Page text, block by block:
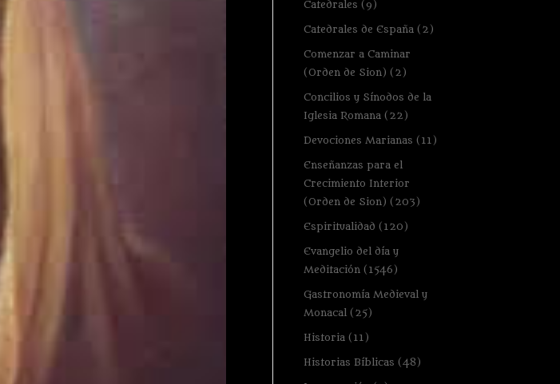
Catedrales (9)
Catedrales de España (2)
Comenzar a Caminar
(Orden de Sion) (2)
Concilios y Sínodos de la
Iglesia Romana (22)
Devociones Marianas (11)
Enseñanzas para el
Crecimiento Interior
(Orden de Sion) (203)
Espiritualidad (120)
Evangelio del día y
Meditación (1546)
Gastronomía Medieval y
Monacal (25)
Historia (11)
Historias Bíblicas (48)